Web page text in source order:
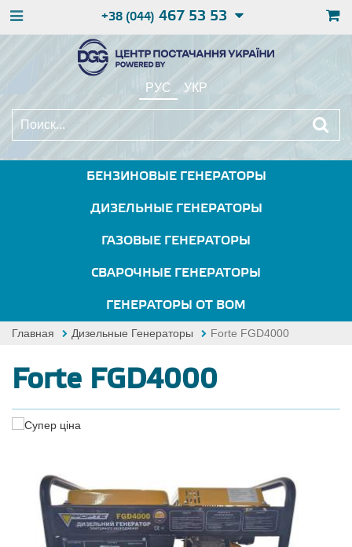
+38 (044) 467 53 53
РУС УКР
БЕНЗИНОВЫЕ ГЕНЕРАТОРЫ
ДИЗЕЛЬНЫЕ ГЕНЕРАТОРЫ
ГАЗОВЫЕ ГЕНЕРАТОРЫ
СВАРОЧНЫЕ ГЕНЕРАТОРЫ
ГЕНЕРАТОРЫ ОТ ВОМ
Главная Дизельные Генераторы Forte FGD4000
Forte FGD4000